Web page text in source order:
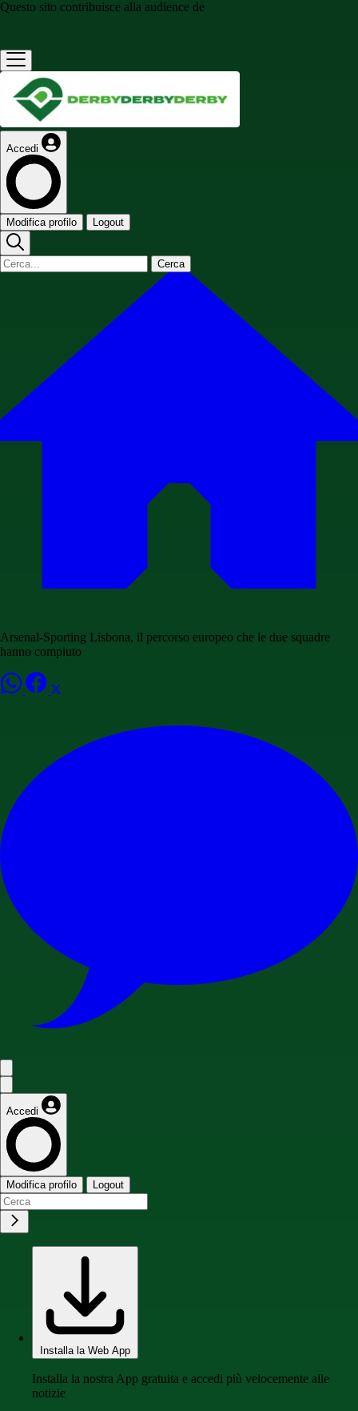
Questo sito contribuisce alla audience de
Accedi
Modifica profilo Logout
Cerca
Arsenal-Sporting Lisbona, il percorso europeo che le due squadre
hanno compiuto
Accedi
Modifica profilo Logout
Installa la Web App
Installa la nostra App gratuita e accedi più velocemente alle
notizie